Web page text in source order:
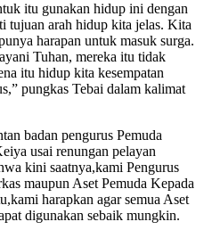
itu gunakan hidup ini dengan
tujuan arah hidup kita jelas. Kita
harapan untuk masuk surga.
Tuhan, mereka itu tidak
itu hidup kita kesempatan
pungkas Tebai dalam kalimat
badan pengurus Pemuda
usai renungan pelayan
kini saatnya,kami Pengurus
maupun Aset Pemuda Kepada
harapkan agar semua Aset
digunakan sebaik mungkin.